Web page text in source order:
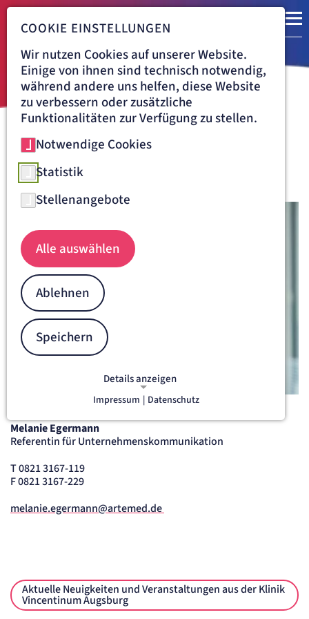
Navigationspfad
KLINIK VINCENTINUM AUGSBURG PRESSE
Ansprechpartnerin
Melanie Egermann
Referentin für Unternehmenskommunikation
T 0821 3167-119
F 0821 3167-229
melanie.egermann@artemed.de
Aktuelle Neuigkeiten und Veranstaltungen aus der Klinik
Vincentinum Augsburg
COOKIE EINSTELLUNGEN
Wir nutzen Cookies auf unserer Website.
Einige von ihnen sind technisch notwendig,
während andere uns helfen, diese Website
zu verbessern oder zusätzliche
Funktionalitäten zur Verfügung zu stellen.
Notwendige Cookies
Statistik
Stellenangebote
Alle auswählen
Ablehnen
Speichern
Details anzeigen
NOTWENDIGE COOKIES
Notwendige Cookies ermöglichen
grundlegende Funktionen und sind für
erforderlich.
etracker Sitzungs-Cookie
Zweck:
Opt-In Cookie speichert die Entscheidung des Besuchers, wenn auf der Seite des
Kunden das Tracking Opt-In ausgespielt wird. Wird auch für ein eventuelles Opt-Out
verwendet.
Impressum | Datenschutz